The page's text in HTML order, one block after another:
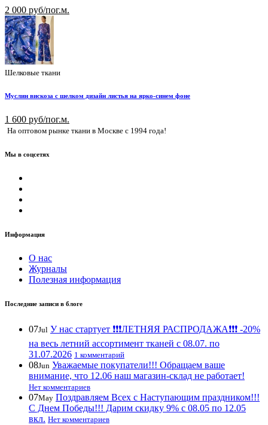
2 000 руб/пог.м.
Шелковые ткани
Муслин вискоза с шелком дизайн листья на ярко-синем фоне
1 600 руб/пог.м.
На оптовом рынке ткани в Москве с 1994 года!
Мы в соцсетях
Информация
О нас
Журналы
Полезная информация
Последние записи в блоге
07Jul У нас стартует ❗️❗️❗️ЛЕТНЯЯ РАСПРОДАЖА❗️❗️❗️ -20%
на весь летний ассортимент тканей с 08.07. по
31.07.2026 1 комментарий
08Jun Уважаемые покупатели!!! Обращаем ваше
внимание, что 12.06 наш магазин-склад не работает!
Нет комментариев
07May Поздравляем Всех с Наступающим праздником!!!
С Днем Победы!!! Дарим скидку 9% с 08.05 по 12.05
вкл. Нет комментариев